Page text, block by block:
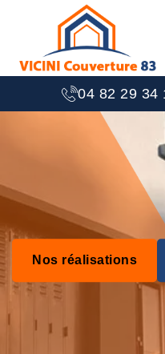
04 82 29 34
Nos réalisations